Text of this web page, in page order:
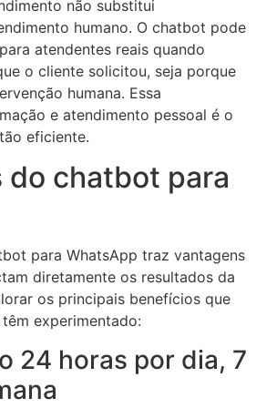
não substitui
humano. O chatbot pode
atendentes reais quando
o cliente solicitou, seja porque
humana. Essa
e atendimento pessoal é o
eficiente.
do chatbot para
para WhatsApp traz vantagens
diretamente os resultados da
os principais benefícios que
experimentado:
24 horas por dia, 7